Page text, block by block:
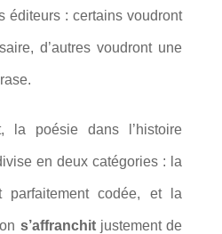
éditeurs : certains voudront
d’autres voudront une
la poésie dans l’histoire
en deux catégories : la
parfaitement codée, et la
s’affranchitjustement de